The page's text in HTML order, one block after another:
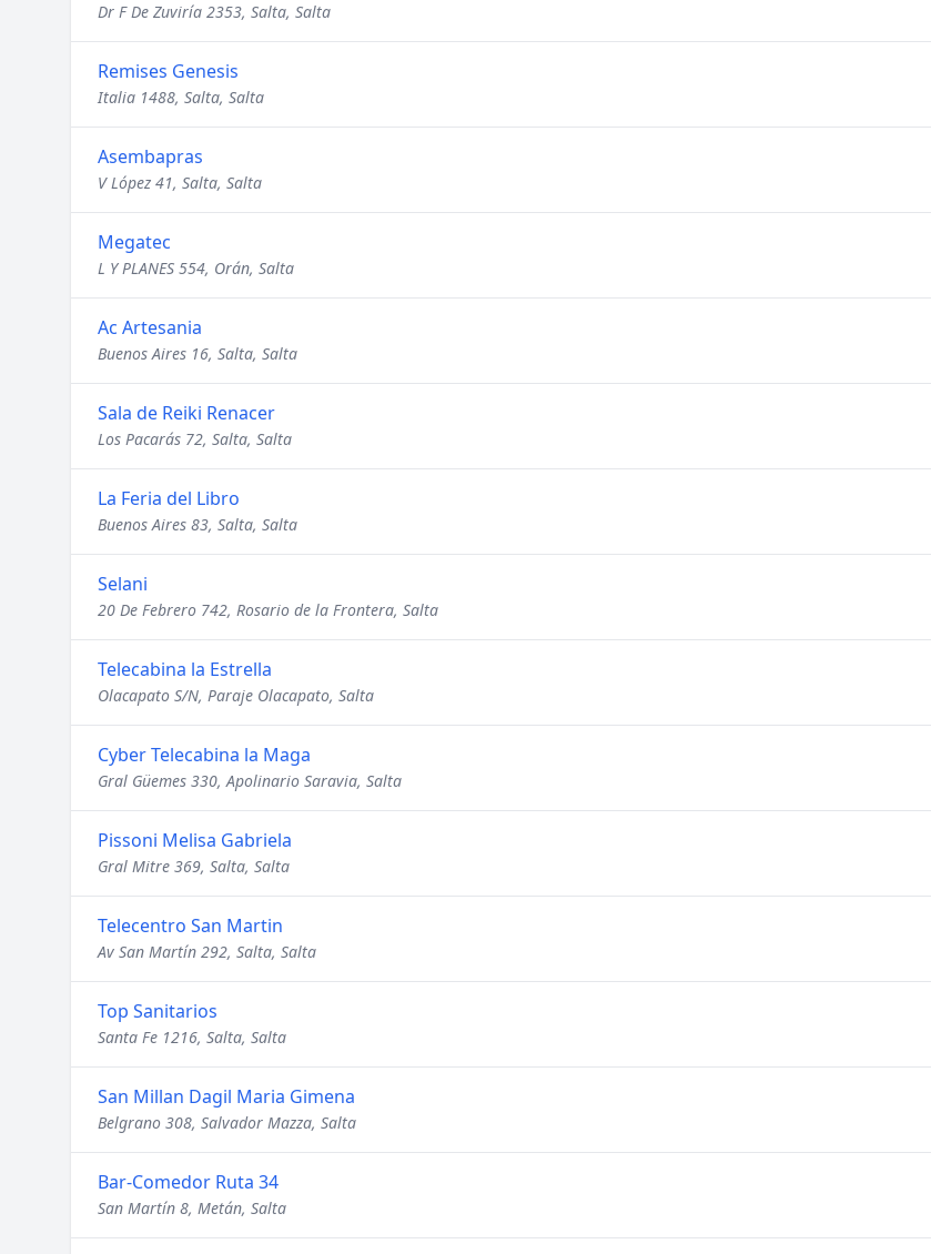
Dr F De Zuviría 2353, Salta, Salta
Remises Genesis
Italia 1488, Salta, Salta
Asembapras
V López 41, Salta, Salta
Megatec
L Y PLANES 554, Orán, Salta
Ac Artesania
Buenos Aires 16, Salta, Salta
Sala de Reiki Renacer
Los Pacarás 72, Salta, Salta
La Feria del Libro
Buenos Aires 83, Salta, Salta
Selani
20 De Febrero 742, Rosario de la Frontera, Salta
Telecabina la Estrella
Olacapato S/N, Paraje Olacapato, Salta
Cyber Telecabina la Maga
Gral Güemes 330, Apolinario Saravia, Salta
Pissoni Melisa Gabriela
Gral Mitre 369, Salta, Salta
Telecentro San Martin
Av San Martín 292, Salta, Salta
Top Sanitarios
Santa Fe 1216, Salta, Salta
San Millan Dagil Maria Gimena
Belgrano 308, Salvador Mazza, Salta
Bar-Comedor Ruta 34
San Martín 8, Metán, Salta